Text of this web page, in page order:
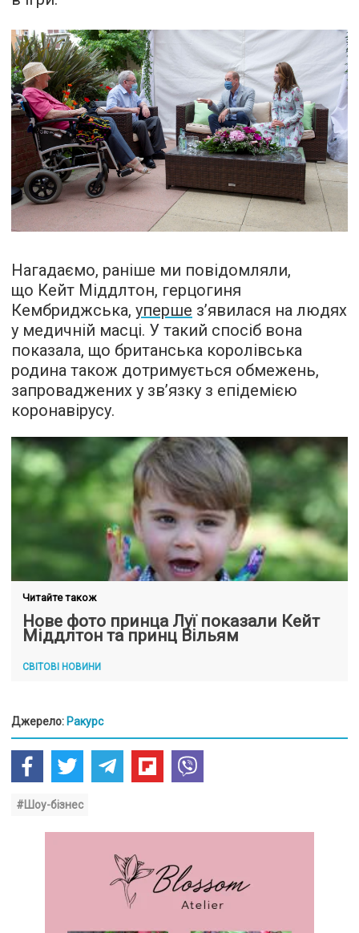
Нагадаємо, раніше ми повідомляли,
що Кейт Міддлтон, герцогиня
Кембриджська, уперше з’явилася на людях
у медичній масці. У такий спосіб вона
показала, що британська королівська
родина також дотримується обмежень,
запроваджених у зв’язку з епідемією
коронавірусу.
Читайте також
Нове фото принца Луї показали Кейт
Міддлтон та принц Вільям
СВІТОВІ НОВИНИ
Джерело: Ракурс
#Шоу-бізнес